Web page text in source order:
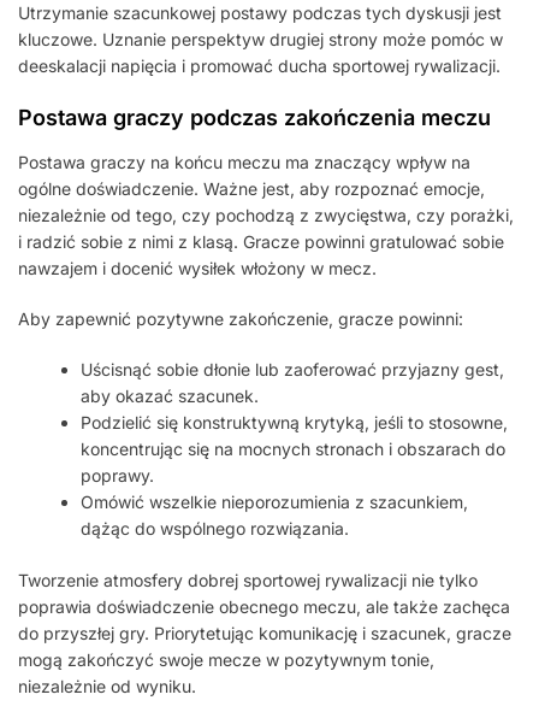
Utrzymanie szacunkowej postawy podczas tych dyskusji jest
kluczowe. Uznanie perspektyw drugiej strony może pomóc w
deeskalacji napięcia i promować ducha sportowej rywalizacji.
Postawa graczy podczas zakończenia meczu
Postawa graczy na końcu meczu ma znaczący wpływ na
ogólne doświadczenie. Ważne jest, aby rozpoznać emocje,
niezależnie od tego, czy pochodzą z zwycięstwa, czy porażki,
i radzić sobie z nimi z klasą. Gracze powinni gratulować sobie
nawzajem i docenić wysiłek włożony w mecz.
Aby zapewnić pozytywne zakończenie, gracze powinni:
Uścisnąć sobie dłonie lub zaoferować przyjazny gest,
aby okazać szacunek.
Podzielić się konstruktywną krytyką, jeśli to stosowne,
koncentrując się na mocnych stronach i obszarach do
poprawy.
Omówić wszelkie nieporozumienia z szacunkiem,
dążąc do wspólnego rozwiązania.
Tworzenie atmosfery dobrej sportowej rywalizacji nie tylko
poprawia doświadczenie obecnego meczu, ale także zachęca
do przyszłej gry. Priorytetując komunikację i szacunek, gracze
mogą zakończyć swoje mecze w pozytywnym tonie,
niezależnie od wyniku.